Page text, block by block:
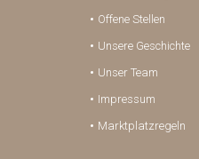
Offene Stellen
Unsere Geschichte
Unser Team
Impressum
Marktplatzregeln